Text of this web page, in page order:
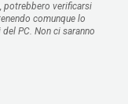
potrebbero verificarsi
comunque lo
PC. Non ci saranno